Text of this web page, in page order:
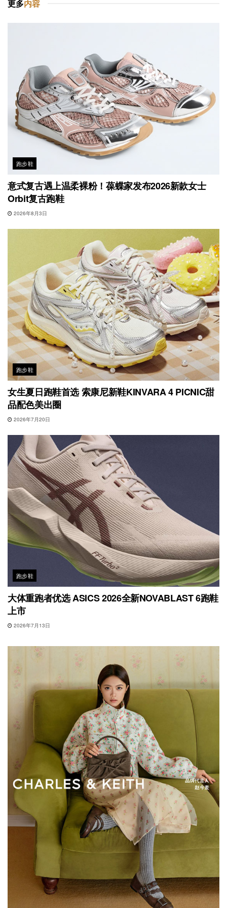
更多内容
跑步鞋
意式复古遇上温柔裸粉！葆蝶家发布2026新款女士
Orbit复古跑鞋
2026年8月3日
跑步鞋
女生夏日跑鞋首选 索康尼新鞋KINVARA 4 PICNIC甜
品配色美出圈
2026年7月20日
跑步鞋
大体重跑者优选 ASICS 2026全新NOVABLAST 6跑鞋
上市
2026年7月13日